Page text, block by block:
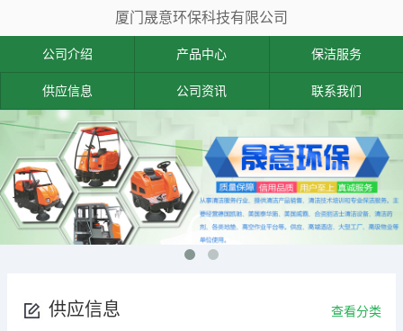
厦门晟意环保科技有限公司
公司介绍 产品中心 保洁服务
供应信息 公司资讯 联系我们
供应信息 查看分类